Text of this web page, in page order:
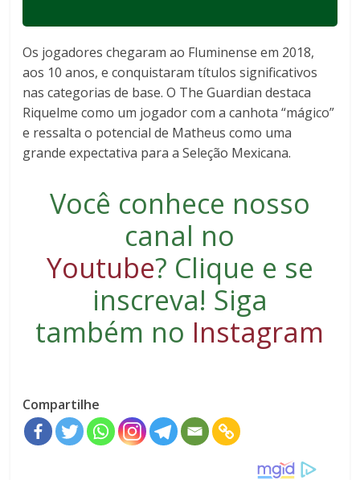
Os jogadores chegaram ao Fluminense em 2018,
aos 10 anos, e conquistaram títulos significativos
nas categorias de base. O The Guardian destaca
Riquelme como um jogador com a canhota “mágico”
e ressalta o potencial de Matheus como uma
grande expectativa para a Seleção Mexicana.
Você conhece nosso
canal no
Youtube? Clique e se
inscreva! Siga
também no Instagram
Compartilhe